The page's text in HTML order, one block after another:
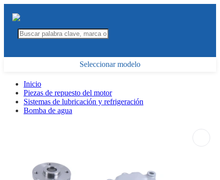
Seleccionar modelo
Inicio
Piezas de repuesto del motor
Sistemas de lubricación y refrigeración
Bomba de agua